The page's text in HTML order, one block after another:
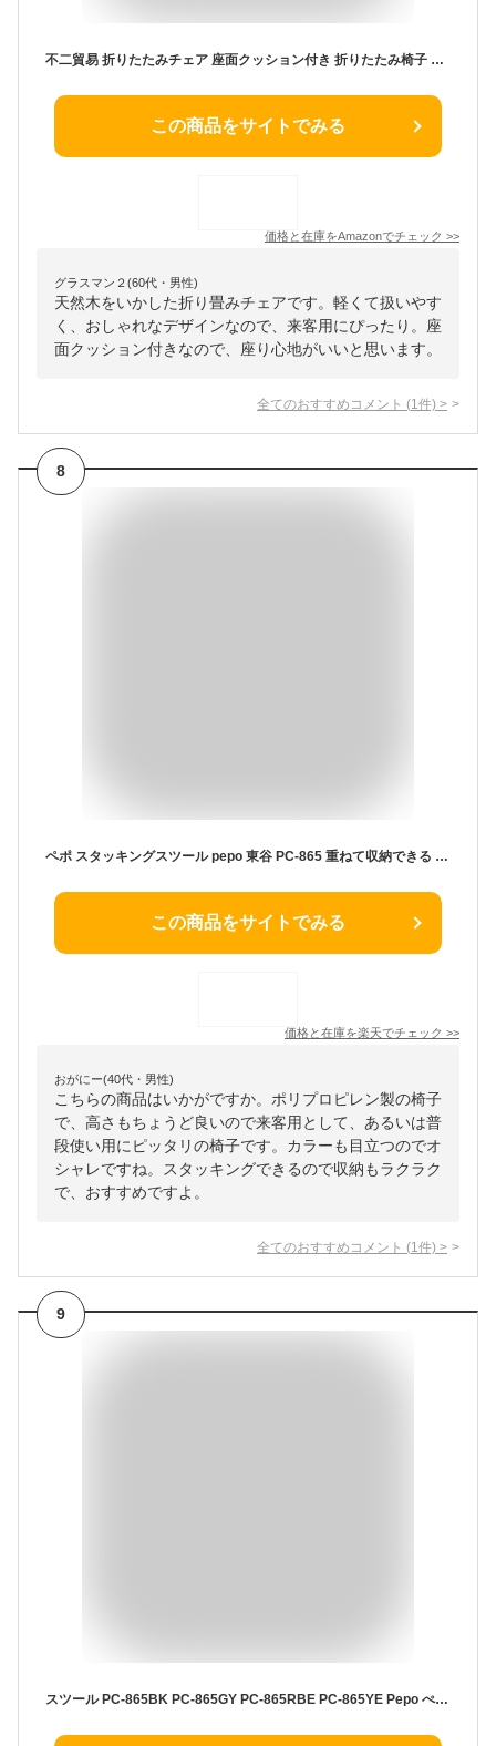
不二貿易 折りたたみチェア 座面クッション付き 折りたたみ椅子 座面クッション付き 天然木 軽量 完成品 幅43×奥行53×高さ70cm ナチュラルミラン 10881
この商品をサイトでみる
価格と在庫をAmazonでチェック >>
グラスマン２(60代・男性)
天然木をいかした折り畳みチェアです。軽くて扱いやす
く、おしゃれなデザインなので、来客用にぴったり。座
面クッション付きなので、座り心地がいいと思います。
全てのおすすめコメント (1 件) >
8
ペポ スタッキングスツール pepo 東谷 PC-865 重ねて収納できる スツール 椅子 イス いす プラスチック お手入れ簡単 コンパクト 予備椅子 来客用 おしゃれ ブラック グレー ベージュ イエロー
この商品をサイトでみる
価格と在庫を楽天でチェック >>
おがにー(40代・男性)
こちらの商品はいかがですか。ポリプロピレン製の椅子
で、高さもちょうど良いので来客用として、あるいは普
段使い用にピッタリの椅子です。カラーも目立つのでオ
シャレですね。スタッキングできるので収納もラクラク
で、おすすめですよ。
全てのおすすめコメント (1 件) >
9
スツール PC-865BK PC-865GY PC-865RBE PC-865YE Pepo ぺポ スタッキング スタッキングスツール 椅子 イス いす プラスチック お手入れ簡単 シンプル コンパクト 省スペース モダン 予備椅子 来客用 おしゃれ ブラック グレー ベージュ イエロー 東谷 あずまや